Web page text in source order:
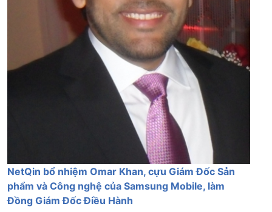
NetQin bổ nhiệm Omar Khan, cựu Giám Đốc Sản
phẩm và Công nghệ của Samsung Mobile, làm
Đồng Giám Đốc Điều Hành